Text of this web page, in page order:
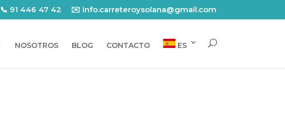
📞 91 446 47 42 ✉️ info.carreteroysolana@gmail.com
NOSOTROS BLOG CONTACTO ES